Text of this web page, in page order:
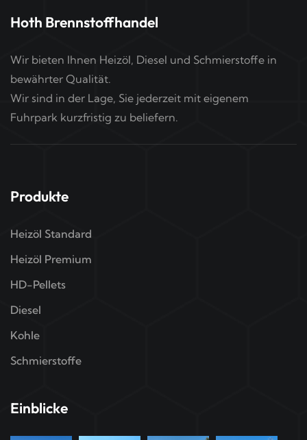
Hoth Brennstoffhandel
Wir bieten Ihnen Heizöl, Diesel und Schmierstoffe in
bewährter Qualität.
Wir sind in der Lage, Sie jederzeit mit eigenem
Fuhrpark kurzfristig zu beliefern.
Produkte
Heizöl Standard
Heizöl Premium
HD-Pellets
Diesel
Kohle
Schmierstoffe
Einblicke